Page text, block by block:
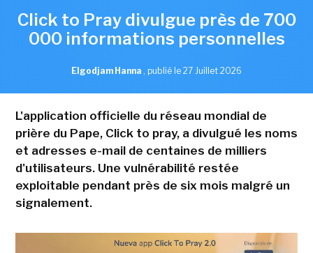
Click to Pray divulgue près de 700
000 informations personnelles
Elgodjam Hanna , publié le 27 Juillet 2026
L'application officielle du réseau mondial de
prière du Pape, Click to pray, a divulgué les noms
et adresses e-mail de centaines de milliers
d'utilisateurs. Une vulnérabilité restée
exploitable pendant près de six mois malgré un
signalement.